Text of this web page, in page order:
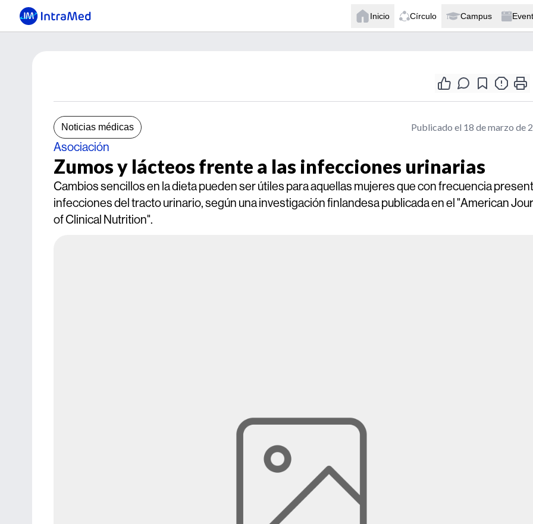
Inicio Círculo Campus
Noticias médicas Publicado el 18 de marzo de
Asociación
Zumos y lácteos frente a las infecciones urinarias
Cambios sencillos en la dieta pueden ser útiles para aquellas mujeres que con frecuencia
infecciones del tracto urinario, según una investigación finlandesa publicada en el "American
of Clinical Nutrition".